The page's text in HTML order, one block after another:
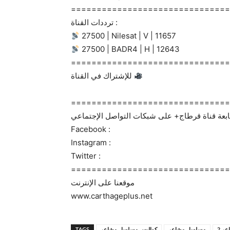
ترددات القناة :
27500 | Nilesat | V | 11657
27500 | BADR4 | H | 12643
Facebook :
Instagram :
Twitter :
موقعنا على الإنترنت
www.carthageplus.net